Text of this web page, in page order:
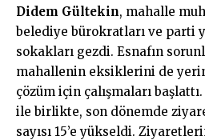
Didem Gültekin, mahalle
belediye bürokratları ve
sokakları gezdi. Esnafın
mahallenin eksiklerini de
çözüm için çalışmaları
ile birlikte, son dönemde
sayısı 15’e yükseldi.